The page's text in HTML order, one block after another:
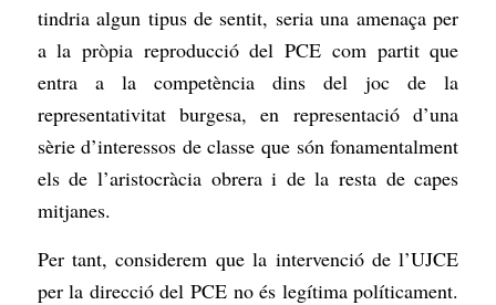
tindria algun tipus de sentit, seria una amenaça per
a la pròpia reproducció del PCE com partit que
entra a la competència dins del joc de la
representativitat burgesa, en representació d’una
sèrie d’interessos de classe que són fonamentalment
els de l’aristocràcia obrera i de la resta de capes
mitjanes.
Per tant, considerem que la intervenció de l’UJCE
per la direcció del PCE no és legítima políticament.